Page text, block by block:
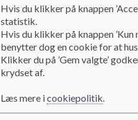
Hvis du klikker på knappen
statistik.
Hvis du klikker på knappen
benytter dog en cookie for at
Klikker du på ’Gem valgte’
krydset af.
Læs mere icookiepolitik.